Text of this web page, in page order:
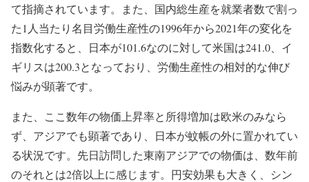
て指摘されています。また、国内総生産を就業者数で割っ
た1人当たり名目労働生産性の1996年から2021年の変化を
指数化すると、日本が101.6なのに対して米国は241.0、イ
ギリスは200.3となっており、労働生産性の相対的な伸び
悩みが顕著です。
また、ここ数年の物価上昇率と所得増加は欧米のみなら
ず、アジアでも顕著であり、日本が蚊帳の外に置かれてい
る状況です。先日訪問した東南アジアでの物価は、数年前
のそれとは2倍以上に感じます。円安効果も大きく、シン